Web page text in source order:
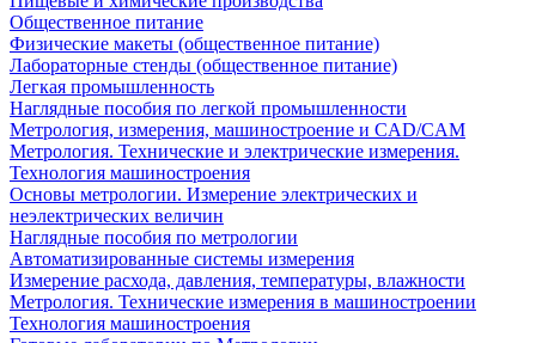
Общественное питание
Физические макеты (общественное питание)
Лабораторные стенды (общественное питание)
Легкая промышленность
Наглядные пособия по легкой промышленности
Метрология, измерения, машиностроение и CAD/CAM
Метрология. Технические и электрические измерения.
Технология машиностроения
Основы метрологии. Измерение электрических и
неэлектрических величин
Наглядные пособия по метрологии
Автоматизированные системы измерения
Измерение расхода, давления, температуры, влажности
Метрология. Технические измерения в машиностроении
Технология машиностроения